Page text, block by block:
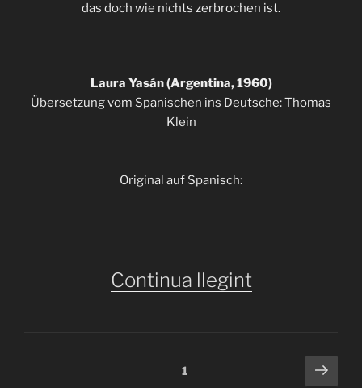
das doch wie nichts zerbrochen ist.
Laura Yasán (Argentina, 1960)
Übersetzung vom Spanischen ins Deutsche: Thomas
Klein
Original auf Spanisch:
Continua llegint«ITHACA
Pàgina1